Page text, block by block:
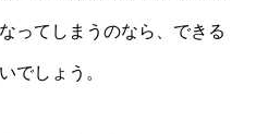
ってしまうのなら、できる
でしょう。